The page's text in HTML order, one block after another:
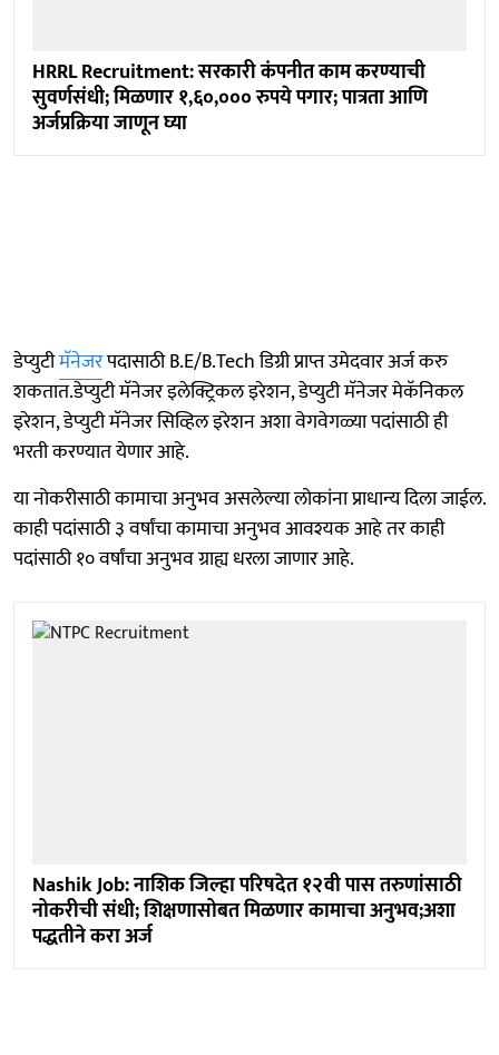
HRRL Recruitment: सरकारी कंपनीत काम करण्याची
सुवर्णसंधी; मिळणार १,६०,००० रुपये पगार; पात्रता आणि
अर्जप्रक्रिया जाणून घ्या
डेप्युटीमॅनेजरपदासाठी B.E/B.Tech डिग्री प्राप्त उमेदवार अर्ज करु
शकतात.डेप्युटी मॅनेजर इलेक्ट्रिकल इरेशन, डेप्युटी मॅनेजर मेकॅनिकल
इरेशन, डेप्युटी मॅनेजर सिव्हिल इरेशन अशा वेगवेगळ्या पदांसाठी ही
भरती करण्यात येणार आहे.
या नोकरीसाठी कामाचा अनुभव असलेल्या लोकांना प्राधान्य दिला जाईल.
काही पदांसाठी ३ वर्षांचा कामाचा अनुभव आवश्यक आहे तर काही
पदांसाठी १० वर्षांचा अनुभव ग्राह्य धरला जाणार आहे.
Nashik Job: नाशिक जिल्हा परिषदेत १२वी पास तरुणांसाठी
नोकरीची संधी; शिक्षणासोबत मिळणार कामाचा अनुभव;अशा
पद्धतीने करा अर्ज